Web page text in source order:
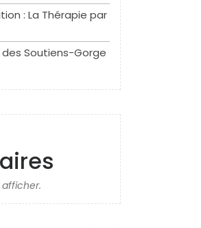
: La Thérapie par
des Soutiens-Gorge